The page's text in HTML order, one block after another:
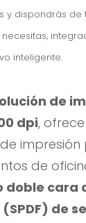
y dispondrás de
inteligente.
de
dpi,
impresión
de
doble cara
de